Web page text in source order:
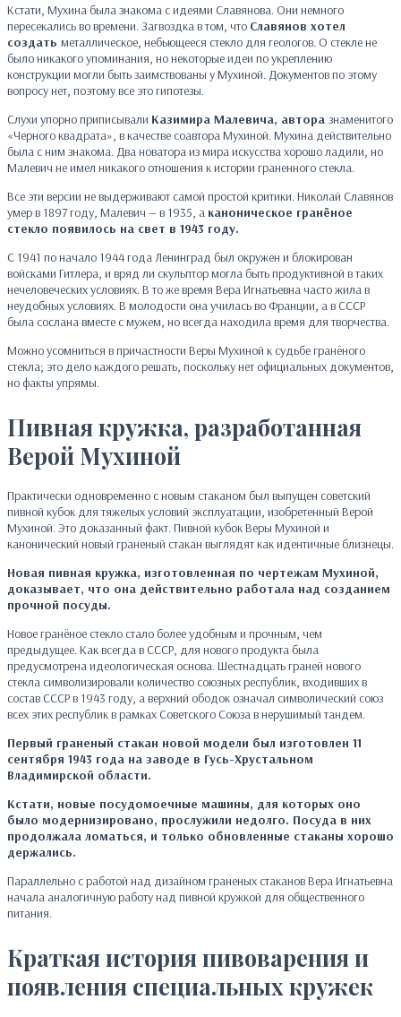
Кстати, Мухина была знакома с идеями Славянова. Они немного
пересекались во времени. Загвоздка в том, что Славянов хотел
создать металлическое, небьющееся стекло для геологов. О стекле не
было никакого упоминания, но некоторые идеи по укреплению
конструкции могли быть заимствованы у Мухиной. Документов по этому
вопросу нет, поэтому все это гипотезы.
Слухи упорно приписывали Казимира Малевича, автора знаменитого
«Черного квадрата», в качестве соавтора Мухиной. Мухина действительно
была с ним знакома. Два новатора из мира искусства хорошо ладили, но
Малевич не имел никакого отношения к истории граненного стекла.
Все эти версии не выдерживают самой простой критики. Николай Славянов
умер в 1897 году, Малевич — в 1935, а каноническое гранёное
стекло появилось на свет в 1943 году.
С 1941 по начало 1944 года Ленинград был окружен и блокирован
войсками Гитлера, и вряд ли скульптор могла быть продуктивной в таких
нечеловеческих условиях. В то же время Вера Игнатьевна часто жила в
неудобных условиях. В молодости она училась во Франции, а в СССР
была сослана вместе с мужем, но всегда находила время для творчества.
Можно усомниться в причастности Веры Мухиной к судьбе гранёного
стекла; это дело каждого решать, поскольку нет официальных документов,
но факты упрямы.
Пивная кружка, разработанная
Верой Мухиной
Практически одновременно с новым стаканом был выпущен советский
пивной кубок для тяжелых условий эксплуатации, изобретенный Верой
Мухиной. Это доказанный факт. Пивной кубок Веры Мухиной и
канонический новый граненый стакан выглядят как идентичные близнецы.
Новая пивная кружка, изготовленная по чертежам Мухиной,
доказывает, что она действительно работала над созданием
прочной посуды.
Новое гранёное стекло стало более удобным и прочным, чем
предыдущее. Как всегда в СССР, для нового продукта была
предусмотрена идеологическая основа. Шестнадцать граней нового
стекла символизировали количество союзных республик, входивших в
состав СССР в 1943 году, а верхний ободок означал символический союз
всех этих республик в рамках Советского Союза в нерушимый тандем.
Первый граненый стакан новой модели был изготовлен 11
сентября 1943 года на заводе в Гусь-Хрустальном
Владимирской области.
Кстати, новые посудомоечные машины, для которых оно
было модернизировано, прослужили недолго. Посуда в них
продолжала ломаться, и только обновленные стаканы хорошо
держались.
Параллельно с работой над дизайном граненых стаканов Вера Игнатьевна
начала аналогичную работу над пивной кружкой для общественного
питания.
Краткая история пивоварения и
появления специальных кружек